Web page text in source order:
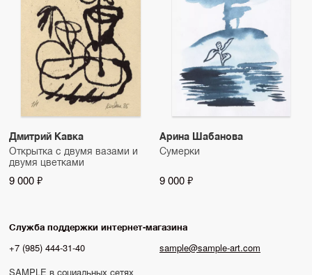
Дмитрий Кавка
Открытка с двумя вазами и
двумя цветками
9 000 ₽
Арина Шабанова
Сумерки
9 000 ₽
Служба поддержки интернет-магазина
+7 (985) 444-31-40
sample@sample-art.com
SAMPLE в социальных сетях